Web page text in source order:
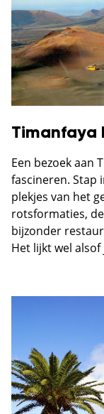
Timanfaya
Een bezoek aan
fascineren. Stap
plekjes van het
rotsformaties,
bijzonder
Het lijkt wel